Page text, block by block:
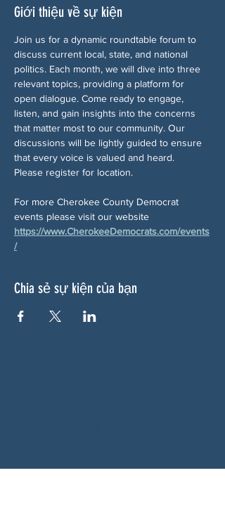
Giới thiệu về sự kiện
Join us for a dynamic roundtable forum to
discuss current local, state, and national
politics. Each month, we will dive into three
relevant topics, providing a platform for
open dialogue. Come ready to engage,
listen, and gain insights into the concerns
that matter most to our community. Our
discussions will be lightly guided to ensure
that every voice is valued and heard.
Please register for location.
For more Cherokee County Democrat
events please visit our website
https://www.CherokeeDemocrats.com/events
/
Chia sẻ sự kiện của bạn